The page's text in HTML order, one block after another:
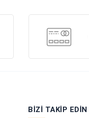
BIZI TAKIP EDIN